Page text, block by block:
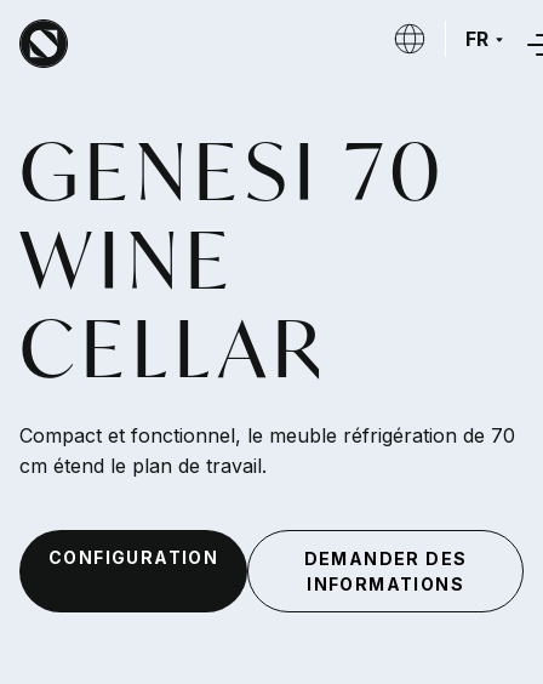
Aller au contenu principal
FR
GENESI 70
WINE
CELLAR
Compact et fonctionnel, le meuble réfrigération de 70
cm étend le plan de travail.
CONFIGURATION
DEMANDER DES
INFORMATIONS